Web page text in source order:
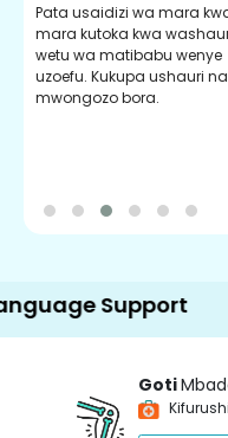
Pata usaidizi wa mara
mara kutoka kwa
wetu wa matibabu wenye
uzoefu. Kukupa ushauri na
mwongozo bora.
Support 500+
Goti